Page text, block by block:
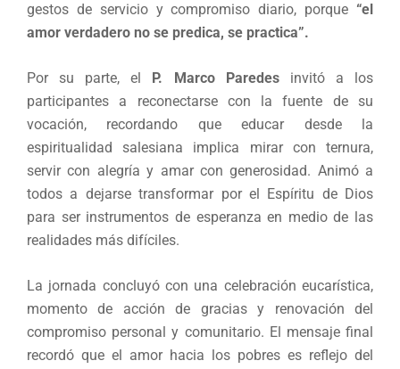
gestos de servicio y compromiso diario, porque “el
amor verdadero no se predica, se practica”.
Por su parte, el P. Marco Paredesinvitó a los
participantes a reconectarse con la fuente de su
vocación, recordando que educar desde la
espiritualidad salesiana implica mirar con ternura,
servir con alegría y amar con generosidad. Animó a
todos a dejarse transformar por el Espíritu de Dios
para ser instrumentos de esperanza en medio de las
realidades más difíciles.
La jornada concluyó con una celebración eucarística,
momento de acción de gracias y renovación del
compromiso personal y comunitario. El mensaje final
recordó que el amor hacia los pobres es reflejo del